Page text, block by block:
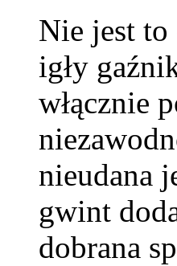
Nie jest to
igły
włącznie
nieudana
gwint
dobrana